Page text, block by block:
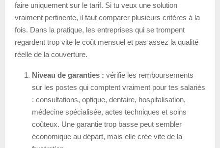
faire uniquement sur le tarif. Si tu veux une solution
vraiment pertinente, il faut comparer plusieurs critères à la
fois. Dans la pratique, les entreprises qui se trompent
regardent trop vite le coût mensuel et pas assez la qualité
réelle de la couverture.
Niveau de garanties : vérifie les remboursements
sur les postes qui comptent vraiment pour tes salariés
: consultations, optique, dentaire, hospitalisation,
médecine spécialisée, actes techniques et soins
coûteux. Une garantie trop basse peut sembler
économique au départ, mais elle crée vite de la